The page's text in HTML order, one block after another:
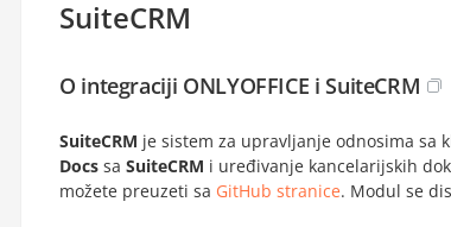
SuiteCRM
O integraciji ONLYOFFICE i SuiteCRM
SuiteCRM je sistem za upravljanje odnosima sa
Docs sa SuiteCRM i uređivanje kancelarijskih
možete preuzeti sa GitHub stranice. Modul se